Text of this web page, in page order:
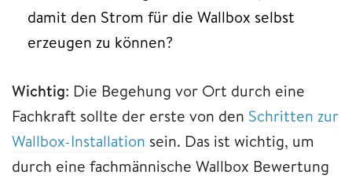
damit den Strom für die Wallbox selbst
erzeugen zu können?
Wichtig: Die Begehung vor Ort durch eine
Fachkraft sollte der erste von den Schritten zur
Wallbox-Installation sein. Das ist wichtig, um
durch eine fachmännische Wallbox Bewertung